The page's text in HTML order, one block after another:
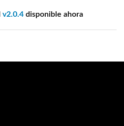
v2.0.4 disponible ahora